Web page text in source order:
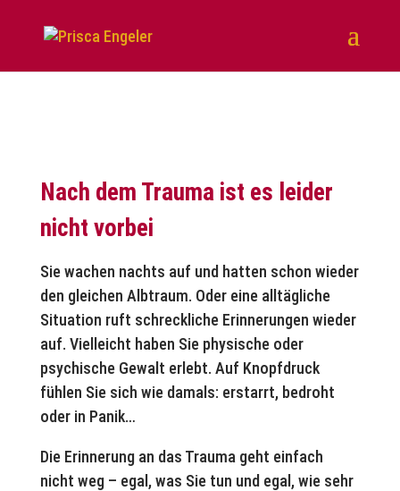
Nach dem Trauma ist es leider
nicht vorbei
Sie wachen nachts auf und hatten schon wieder
den gleichen Albtraum. Oder eine alltägliche
Situation ruft schreckliche Erinnerungen wieder
auf. Vielleicht haben Sie physische oder
psychische Gewalt erlebt. Auf Knopfdruck
fühlen Sie sich wie damals: erstarrt, bedroht
oder in Panik…
Die Erinnerung an das Trauma geht einfach
nicht weg – egal, was Sie tun und egal, wie sehr